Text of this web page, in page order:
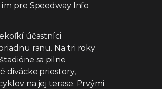
pre Speedway Info
účastníci
ranu. Na tri roky
sa pilne
divácke priestory,
na jej terase. Prvými